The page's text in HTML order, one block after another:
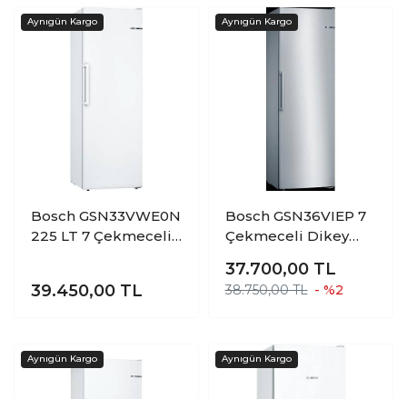
Bosch GSN33VWE0N
225 LT 7 Çekmeceli
39.450,00 TL
Bosch GSN36VIEP 7
Çekmeceli Dikey
37.700,00 TL
38.750,00 TL - %2